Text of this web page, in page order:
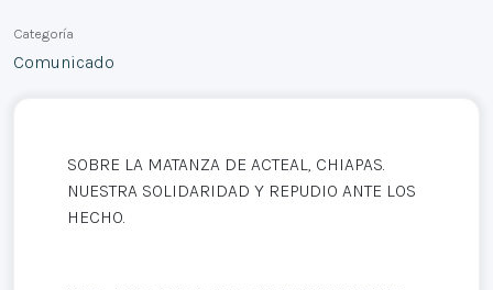
Categoría
Comunicado
SOBRE LA MATANZA DE ACTEAL, CHIAPAS.
NUESTRA SOLIDARIDAD Y REPUDIO ANTE LOS
HECHO.